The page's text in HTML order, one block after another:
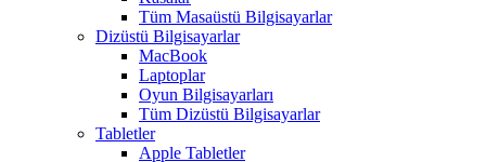
Tüm Masaüstü Bilgisayarlar
Dizüstü Bilgisayarlar
MacBook
Laptoplar
Oyun Bilgisayarları
Tüm Dizüstü Bilgisayarlar
Tabletler
Apple Tabletler